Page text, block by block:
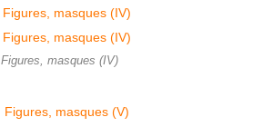
Figures, masques (IV)